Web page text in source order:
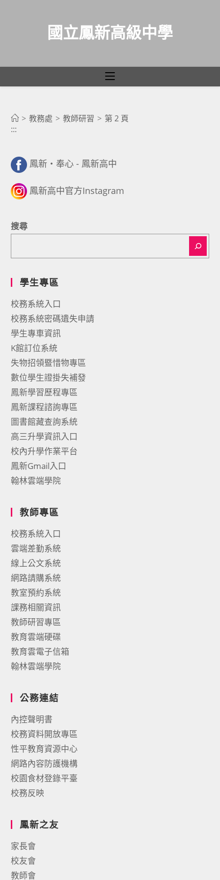
國立鳳新高級中學
> 教務處 > 教師研習 > 第 2 頁
:::
鳳新・奉心 - 鳳新高中
鳳新高中官方Instagram
搜尋
學生專區
校務系統入口
校務系統密碼遺失申請
學生專車資訊
K館訂位系統
失物招領暨惜物專區
數位學生證掛失補發
鳳新學習歷程專區
鳳新課程諮詢專區
圖書館藏查詢系統
高三升學資訊入口
校內升學作業平台
鳳新Gmail入口
翰林雲端學院
教師專區
校務系統入口
雲端差勤系統
線上公文系統
網路請購系統
教室預約系統
課務相關資訊
教師研習專區
教育雲端硬碟
教育雲電子信箱
翰林雲端學院
公務連結
內控聲明書
校務資料開放專區
性平教育資源中心
網路內容防護機構
校園食材登錄平臺
校務反映
鳳新之友
家長會
校友會
教師會